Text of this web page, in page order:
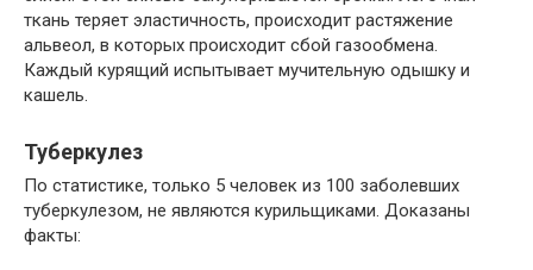
ткань теряет эластичность, происходит растяжение
альвеол, в которых происходит сбой газообмена.
Каждый курящий испытывает мучительную одышку и
кашель.
Туберкулез
По статистике, только 5 человек из 100 заболевших
туберкулезом, не являются курильщиками. Доказаны
факты: